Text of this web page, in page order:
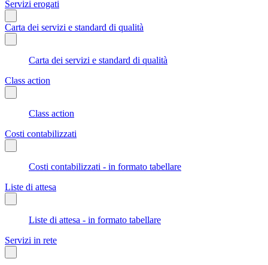
Servizi erogati
Carta dei servizi e standard di qualità
Carta dei servizi e standard di qualità
Class action
Class action
Costi contabilizzati
Costi contabilizzati - in formato tabellare
Liste di attesa
Liste di attesa - in formato tabellare
Servizi in rete